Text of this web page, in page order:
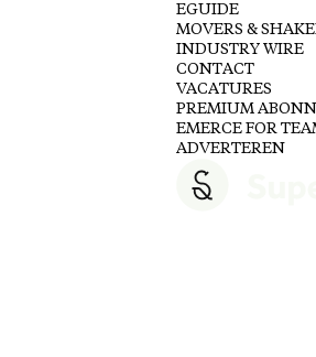
EGUIDE
MOVERS &
INDUSTRY WIRE
CONTACT
VACATURES
PREMIUM
EMERCE FOR
ADVERTEREN